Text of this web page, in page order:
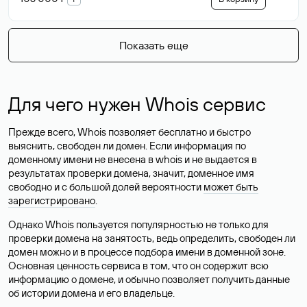
Показать еще
Для чего нужен Whois сервис
Прежде всего, Whois позволяет бесплатно и быстро
выяснить, свободен ли домен. Если информация по
доменному имени не внесена в whois и не выдается в
результатах проверки домена, значит, доменное имя
свободно и с большой долей вероятности может быть
зарегистрировано.
Однако Whois пользуется популярностью не только для
проверки домена на занятость, ведь определить, свободен ли
домен можно и в процессе подбора имени в доменной зоне.
Основная ценность сервиса в том, что он содержит всю
информацию о домене, и обычно позволяет получить данные
об истории домена и его владельце.